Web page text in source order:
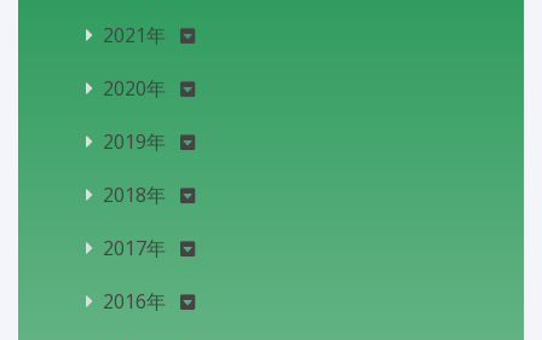
2021年
2020年
2019年
2018年
2017年
2016年